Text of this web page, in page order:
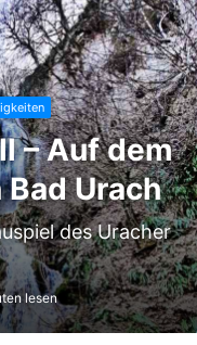
– Auf dem
Urach
des Uracher
lesen